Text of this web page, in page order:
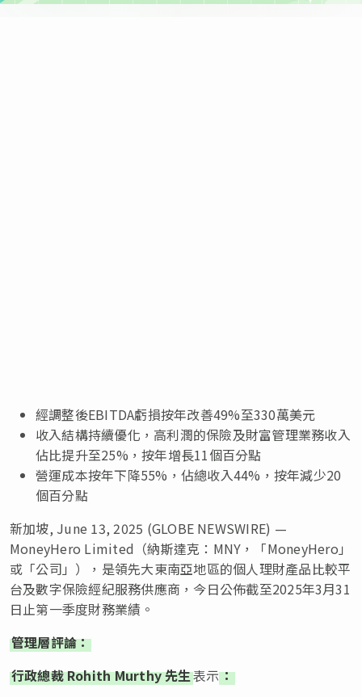
經調整後EBITDA虧損按年改善49%至330萬美元
收入結構持續優化，高利潤的保險及財富管理業務收入
佔比提升至25%，按年增長11個百分點
營運成本按年下降55%，佔總收入44%，按年減少20
個百分點
新加坡, June 13, 2025 (GLOBE NEWSWIRE) —
MoneyHero Limited（納斯達克：MNY，「MoneyHero」
或「公司」），是領先大東南亞地區的個人理財產品比較平
台及數字保險經紀服務供應商，今日公佈截至2025年3月31
日止第一季度財務業績。
管理層評論：
行政總裁Rohith Murthy先生表示：